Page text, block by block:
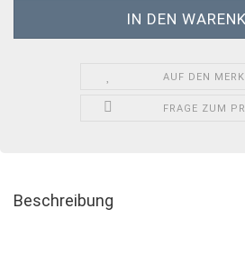
AUF DEN
FRAGE ZUM
Beschreibung